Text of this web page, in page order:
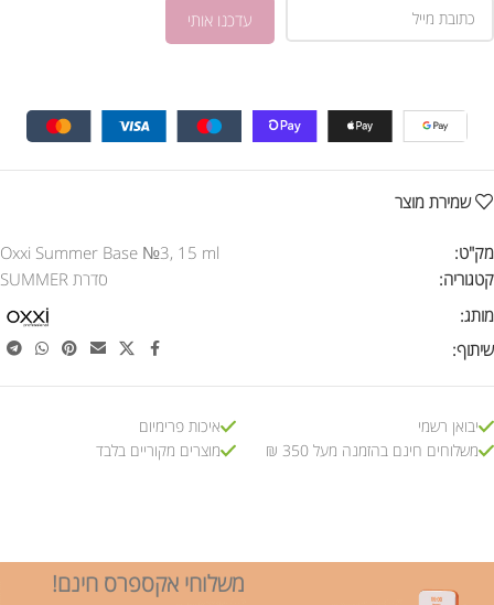
שמירת מוצר
מק"ט:
Oxxi Summer Base №3, 15 ml
קטגוריה:
סדרת SUMMER
מותג:
שיתוף:
יבואן רשמי
משלוחים חינם בהזמנה מעל 350 ₪
איכות פרימיום
מוצרים מקוריים בלבד
משלוחי אקספרס חינם!